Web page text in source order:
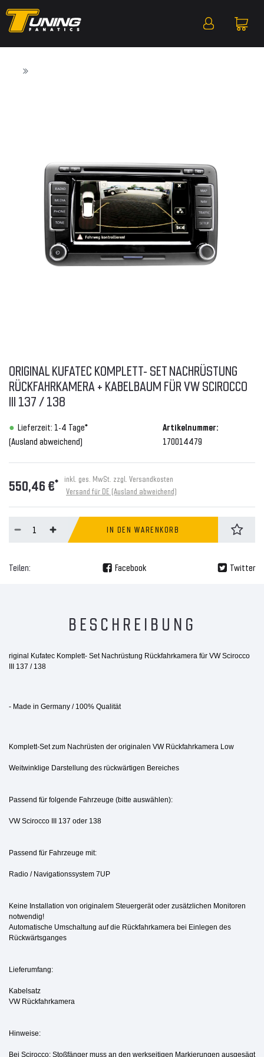
ORIGINAL KUFATEC KOMPLETT- SET NACHRÜSTUNG
RÜCKFAHRKAMERA + KABELBAUM FÜR VW SCIROCCO
III 137 / 138
Lieferzeit: 1-4 Tage*
(Ausland abweichend)
Artikelnummer:
170014479
550,46 €* inkl. ges. MwSt. zzgl. Versandkosten
Versand für DE (Ausland abweichend)
IN DEN WARENKORB
Teilen: Facebook Twitter
BESCHREIBUNG
riginal Kufatec Komplett- Set Nachrüstung Rückfahrkamera für VW Scirocco
III 137 / 138
- Made in Germany / 100% Qualität
Komplett-Set zum Nachrüsten der originalen VW Rückfahrkamera Low
Weitwinklige Darstellung des rückwärtigen Bereiches
Passend für folgende Fahrzeuge (bitte auswählen):
VW Scirocco III 137 oder 138
Passend für Fahrzeuge mit:
Radio / Navigationssystem 7UP
Keine Installation von originalem Steuergerät oder zusätzlichen Monitoren
notwendig!
Automatische Umschaltung auf die Rückfahrkamera bei Einlegen des
Rückwärtsganges
Lieferumfang:
Kabelsatz
VW Rückfahrkamera
Hinweise:
Bei Scirocco: Stoßfänger muss an den werkseitigen Markierungen ausgesägt